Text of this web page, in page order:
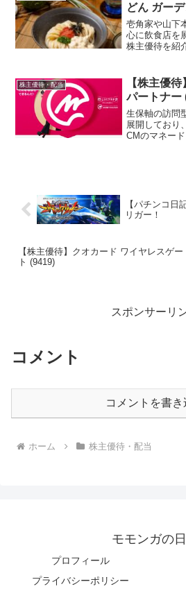
どん ガー
壱角家や山下
心に飲食店を
株主優待を紹
株主優待・配当
【株主優
パートナー
生保軸の訪問
展開しており
CMのマネー
【パチンコ日
リガー！
【株主優待】クオカード ワイヤレスゲー
ト (9419)
スポンサーリ
コメント
コメントを書き
ホーム 株主優待・配当
モモンガの
プロフィール
プライバシーポリシー